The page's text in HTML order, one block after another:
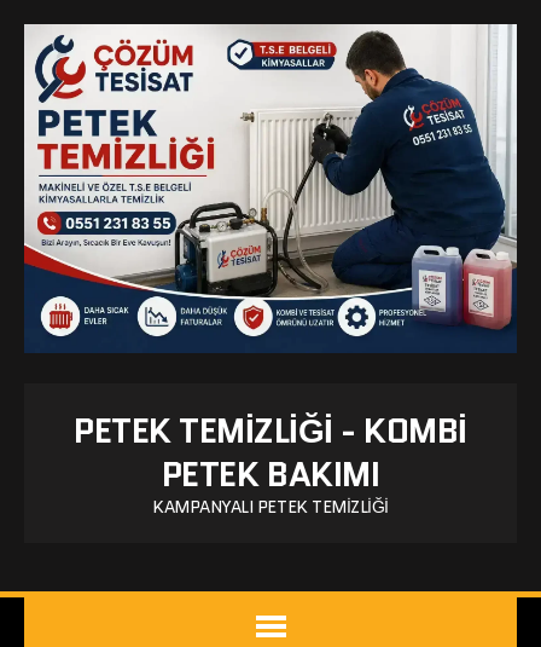
PETEK TEMIZLIĞI - KOMBI
PETEK BAKIMI
KAMPANYALI PETEK TEMIZLIĞI